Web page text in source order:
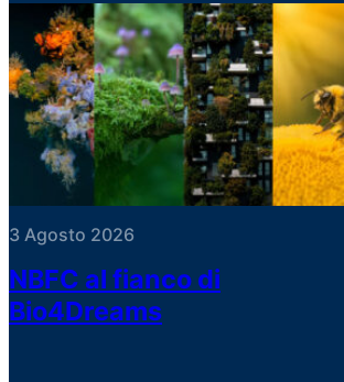
3 Agosto 2026
NBFC al fianco di
Bio4Dreams